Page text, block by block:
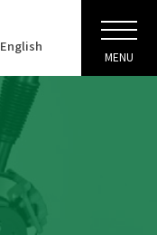
English
MENU